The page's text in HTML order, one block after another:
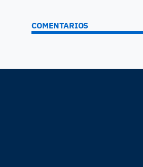
COMENTARIOS